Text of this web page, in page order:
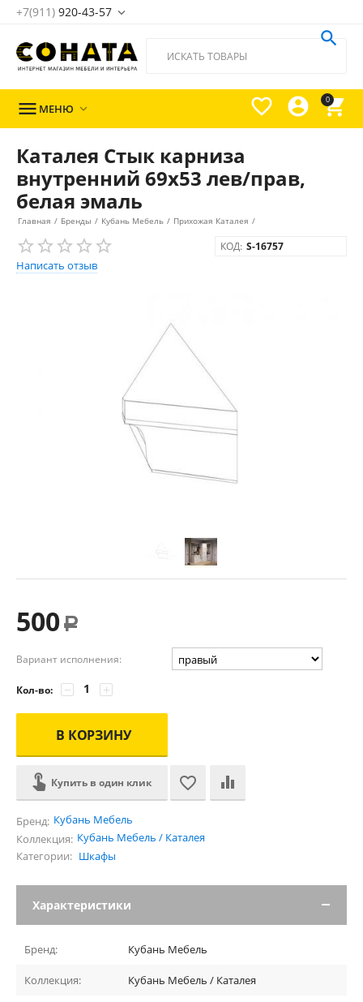
+7(911) 920-43-57 
0




 МЕНЮ 
Каталея Стык карниза
внутренний 69х53 лев/прав,
белая эмаль
Главная / Бренды / Кубань Мебель / Прихожая Каталея /
Написать отзыв
КОД: S-16757
500 Р
Вариант исполнения:
Кол-во: +
−
В КОРЗИНУ
Купить в один клик
Бренд: Кубань Мебель
Коллекция: Кубань Мебель / Каталея
Категории: Шкафы
Характеристики
Бренд: Кубань Мебель
Коллекция: Кубань Мебель / Каталея